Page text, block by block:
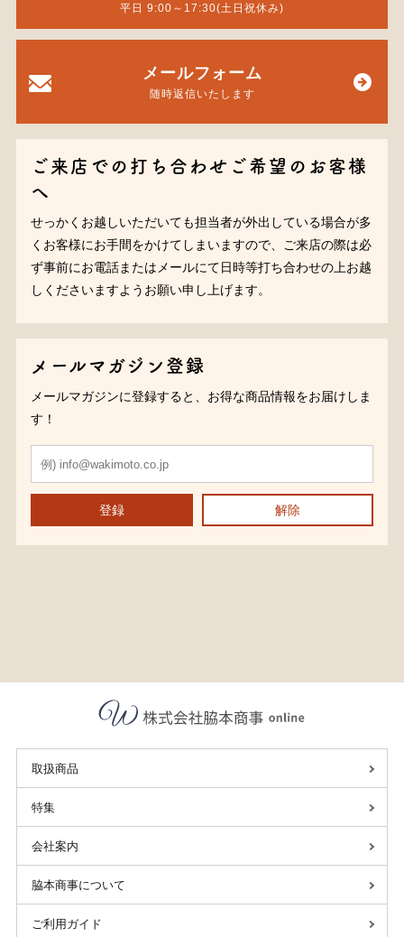
平日 9:00～17:30(土日祝休み)
メールフォーム
随時返信いたします
ご来店での打ち合わせご希望のお客様
へ
せっかくお越しいただいても担当者が外出している場合が多
くお客様にお手間をかけてしまいますので、ご来店の際は必
ず事前にお電話またはメールにて日時等打ち合わせの上お越
しくださいますようお願い申し上げます。
メールマガジン登録
メールマガジンに登録すると、お得な商品情報をお届けしま
す！
登録 解除
取扱商品
特集
会社案内
脇本商事について
ご利用ガイド